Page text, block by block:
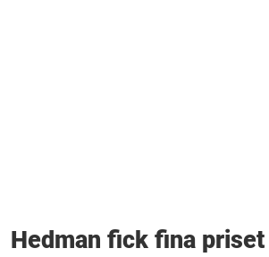
Hedman fick fina priset